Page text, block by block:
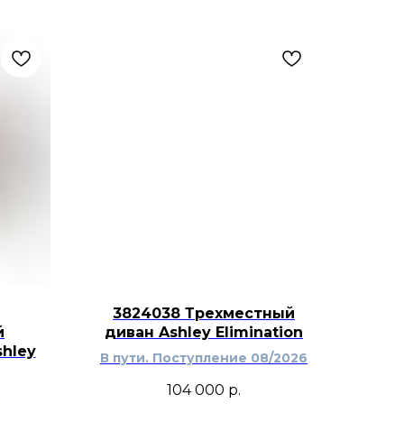
3824038 Трехместный
диван Ashley Elimination
В пути. Поступление 08/2026
104 000 р.